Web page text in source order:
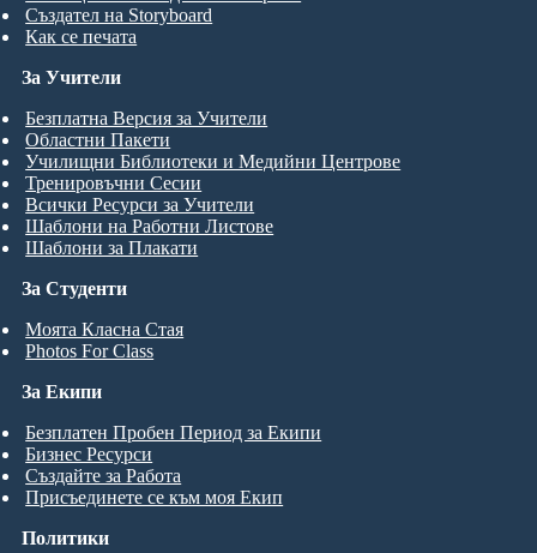
Създател на Storyboard
Как се печата
За Студенти
Моята Класна Стая
Photos For Class
За Учители
Безплатна Версия за Учители
Областни Пакети
Училищни Библиотеки и Медийни Центрове
Тренировъчни Сесии
Всички Ресурси за Учители
Шаблони на Работни Листове
Шаблони за Плакати
За Екипи
Безплатен Пробен Период за Екипи
Бизнес Ресурси
Създайте за Работа
Присъединете се към моя Екип
Политики